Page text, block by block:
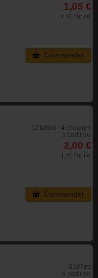
1,05 €
TTC l'unite
Commander
12 tailles - 4 couleurs
à partir de
2,00 €
TTC l'unite
Commander
6 tailles
à partir de